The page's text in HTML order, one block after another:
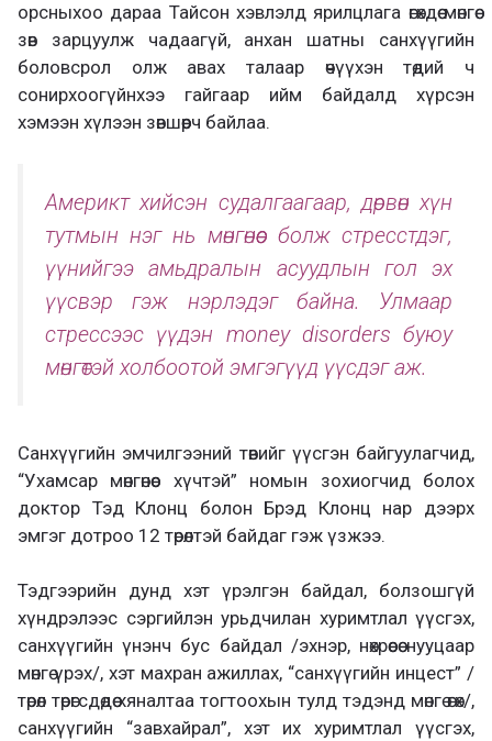
орсныхоо дараа Тайсон хэвлэлд ярилцлага өгөхдөө мөнгөө
зөв зарцуулж чадаагүй, анхан шатны санхүүгийн
боловсрол олж авах талаар өчүүхэн төдий ч
сонирхоогүйнхээ гайгаар ийм байдалд хүрсэн
хэмээн хүлээн зөвшөөрч байлаа.
Америкт хийсэн судалгаагаар, дөрвөн хүн
тутмын нэг нь мөнгөнөөс болж стресстдэг,
үүнийгээ амьдралын асуудлын гол эх
үүсвэр гэж нэрлэдэг байна. Улмаар
стрессээс үүдэн money disorders буюу
мөнгөтэй холбоотой эмгэгүүд үүсдэг аж.
Санхүүгийн эмчилгээний төвийг үүсгэн байгуулагчид,
“Ухамсар мөнгөнөөс хүчтэй” номын зохиогчид болох
доктор Тэд Клонц болон Брэд Клонц нар дээрх
эмгэг дотроо 12 төрөлтэй байдаг гэж үзжээ.
Тэдгээрийн дунд хэт үрэлгэн байдал, болзошгүй
хүндрэлээс сэргийлэн урьдчилан хуримтлал үүсгэх,
санхүүгийн үнэнч бус байдал /эхнэр, нөхрөөсөө нууцаар
мөнгө үрэх/, хэт махран ажиллах, “санхүүгийн инцест” /
төрөл төрөгсдөдөө хяналтаа тогтоохын тулд тэдэнд мөнгө өгөх/,
санхүүгийн “завхайрал”, хэт их хуримтлал үүсгэх,